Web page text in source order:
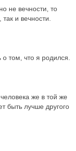
не вечности, то
и вечности.
том, что я родился.
же в той же
быть лучше другого